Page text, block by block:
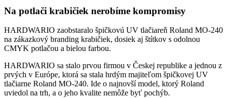
Na potlači krabičiek nerobíme kompromisy
HARDWARIO zaobstaralo špičkovú UV tlačiareň Roland MO-240
na zákazkový branding krabičiek, dosiek aj štítkov s odolnou
CMYK potlačou a bielou farbou.
HARDWARIO sa stalo prvou firmou v Českej republike a jednou z
prvých v Európe, ktorá sa stala hrdým majiteľom špičkovej UV
tlačiarne Roland MO-240. Ide o najnovší model, ktorý Roland
uviedol na trh, a o jeho kvalite nemôže byť pochýb.